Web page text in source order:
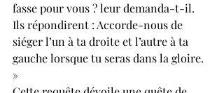
fasse pour vous ? leur demanda-t-il.
Ils répondirent : Accorde-nous de
siéger l’un à ta droite et l’autre à ta
gauche lorsque tu seras dans la gloire.
»